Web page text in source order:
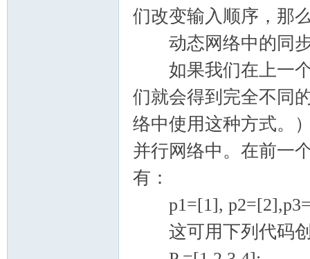
们改变输入顺序，那
动态网络中的同步
如果我们在上一个
们就会得到完全不同
络中使用这种方式。
并行网络中。在前一
有：
p1=[1],
这可用下列代码